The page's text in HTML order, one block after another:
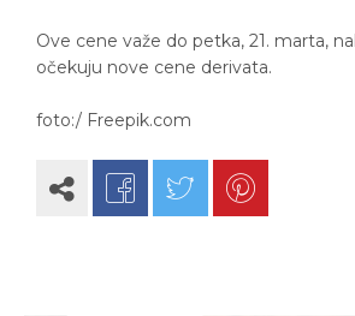
Ove cene važe do petka, 21. marta,
očekuju nove cene derivata.
foto:/ Freepik.com